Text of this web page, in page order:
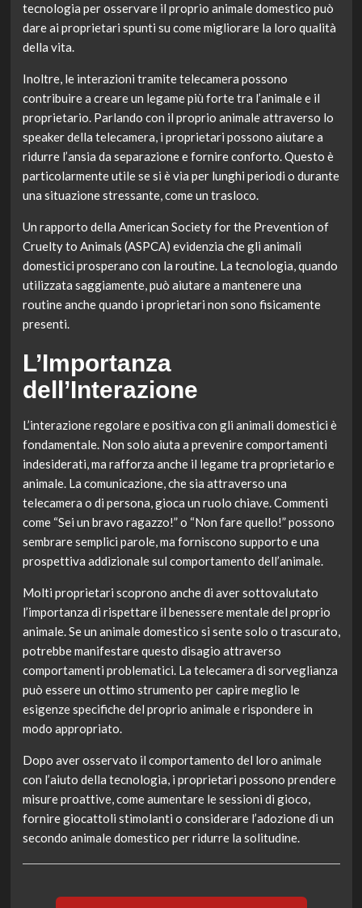
tecnologia per osservare il proprio animale domestico può
dare ai proprietari spunti su come migliorare la loro qualità
della vita.
Inoltre, le interazioni tramite telecamera possono
contribuire a creare un legame più forte tra l’animale e il
proprietario. Parlando con il proprio animale attraverso lo
speaker della telecamera, i proprietari possono aiutare a
ridurre l’ansia da separazione e fornire conforto. Questo è
particolarmente utile se si è via per lunghi periodi o durante
una situazione stressante, come un trasloco.
Un rapporto della American Society for the Prevention of
Cruelty to Animals (ASPCA) evidenzia che gli animali
domestici prosperano con la routine. La tecnologia, quando
utilizzata saggiamente, può aiutare a mantenere una
routine anche quando i proprietari non sono fisicamente
presenti.
L’Importanza
dell’Interazione
L’interazione regolare e positiva con gli animali domestici è
fondamentale. Non solo aiuta a prevenire comportamenti
indesiderati, ma rafforza anche il legame tra proprietario e
animale. La comunicazione, che sia attraverso una
telecamera o di persona, gioca un ruolo chiave. Commenti
come “Sei un bravo ragazzo!” o “Non fare quello!” possono
sembrare semplici parole, ma forniscono supporto e una
prospettiva addizionale sul comportamento dell’animale.
Molti proprietari scoprono anche di aver sottovalutato
l’importanza di rispettare il benessere mentale del proprio
animale. Se un animale domestico si sente solo o trascurato,
potrebbe manifestare questo disagio attraverso
comportamenti problematici. La telecamera di sorveglianza
può essere un ottimo strumento per capire meglio le
esigenze specifiche del proprio animale e rispondere in
modo appropriato.
Dopo aver osservato il comportamento del loro animale
con l’aiuto della tecnologia, i proprietari possono prendere
misure proattive, come aumentare le sessioni di gioco,
fornire giocattoli stimolanti o considerare l’adozione di un
secondo animale domestico per ridurre la solitudine.